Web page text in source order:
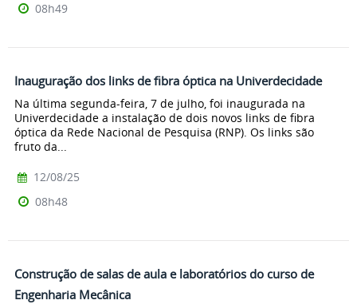
08h49
Inauguração dos links de fibra óptica na Univerdecidade
Na última segunda-feira, 7 de julho, foi inaugurada na
Univerdecidade a instalação de dois novos links de fibra
óptica da Rede Nacional de Pesquisa (RNP). Os links são
fruto da...
12/08/25
08h48
Construção de salas de aula e laboratórios do curso de
Engenharia Mecânica